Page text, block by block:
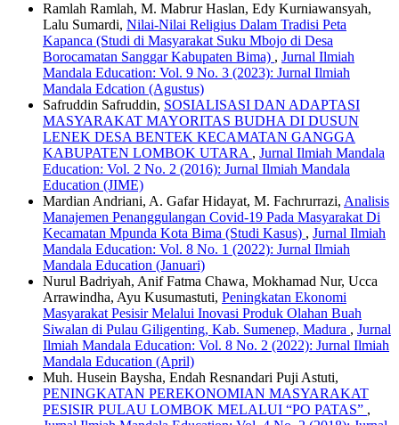
Ramlah Ramlah, M. Mabrur Haslan, Edy Kurniawansyah,
Lalu Sumardi, Nilai-Nilai Religius Dalam Tradisi Peta
Kapanca (Studi di Masyarakat Suku Mbojo di Desa
Borocamatan Sanggar Kabupaten Bima) , Jurnal Ilmiah
Mandala Education: Vol. 9 No. 3 (2023): Jurnal Ilmiah
Mandala Edcation (Agustus)
Safruddin Safruddin, SOSIALISASI DAN ADAPTASI
MASYARAKAT MAYORITAS BUDHA DI DUSUN
LENEK DESA BENTEK KECAMATAN GANGGA
KABUPATEN LOMBOK UTARA , Jurnal Ilmiah Mandala
Education: Vol. 2 No. 2 (2016): Jurnal Ilmiah Mandala
Education (JIME)
Mardian Andriani, A. Gafar Hidayat, M. Fachrurrazi, Analisis
Manajemen Penanggulangan Covid-19 Pada Masyarakat Di
Kecamatan Mpunda Kota Bima (Studi Kasus) , Jurnal Ilmiah
Mandala Education: Vol. 8 No. 1 (2022): Jurnal Ilmiah
Mandala Education (Januari)
Nurul Badriyah, Anif Fatma Chawa, Mokhamad Nur, Ucca
Arrawindha, Ayu Kusumastuti, Peningkatan Ekonomi
Masyarakat Pesisir Melalui Inovasi Produk Olahan Buah
Siwalan di Pulau Giligenting, Kab. Sumenep, Madura , Jurnal
Ilmiah Mandala Education: Vol. 8 No. 2 (2022): Jurnal Ilmiah
Mandala Education (April)
Muh. Husein Baysha, Endah Resnandari Puji Astuti,
PENINGKATAN PEREKONOMIAN MASYARAKAT
PESISIR PULAU LOMBOK MELALUI “PO PATAS” ,